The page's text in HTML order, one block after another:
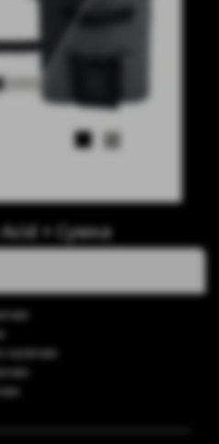
+ Сумка
наличии